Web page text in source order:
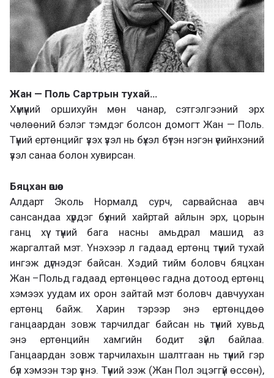
Жан — Поль Сартрын тухай…
Хүмүүний оршихуйн мөн чанар, сэтгэлгээний эрх
чөлөөний бэлэг тэмдэг болсон домогт Жан — Поль.
Түүний ертөнцийг үзэх үзэл нь бүхэл бүтэн нэгэн үеийнхэний
үзэл санаа болон хувирсан.
Бяцхан өшөө
Алдарт Эколь Нормалд сурч, сарвайснаа авч
сансандаа хүрдэг бүхний хайртай айлын эрх, цорын
ганц хүү түүний бага насны амьдрал машид аз
жаргалтай мэт. Үнэхээр л гадаад ертөнц түүний тухай
ингэж дүгнэдэг байсан. Хэдий тийм боловч бяцхан
Жан –Польд гадаад ертөнцөөс гадна дотоод ертөнц
хэмээх уудам их орон зайтай мэт боловч давчуухан
ертөнц байж. Харин тэрээр энэ ертөнцдөө
ганцаардан зовж тарчилдаг байсан нь түүний хувьд
энэ ертөнцийн хамгийн бодит зүйл байлаа.
Ганцаардан зовж тарчилахын шалтгаан нь түүний гэр
бүл хэмээн тэр үзнэ. Түүний ээж (Жан Пол эцэггүй өссөн),